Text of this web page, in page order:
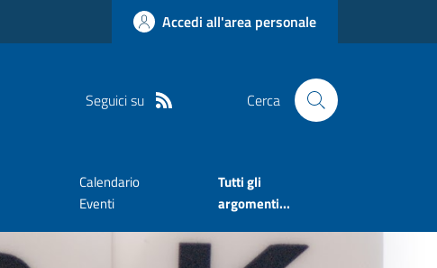
Accedi all'area personale
Seguici su Cerca
Calendario
Eventi
Tutti gli
argomenti...